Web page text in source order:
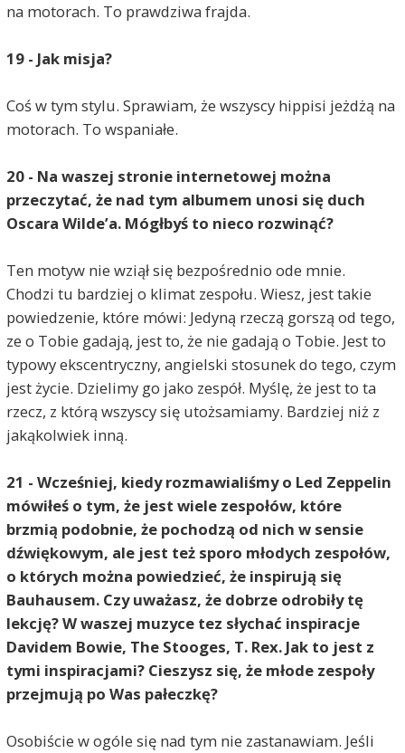
na motorach. To prawdziwa frajda.
19 - Jak misja?
Coś w tym stylu. Sprawiam, że wszyscy hippisi jeżdżą na
motorach. To wspaniałe.
20 - Na waszej stronie internetowej można
przeczytać, że nad tym albumem unosi się duch
Oscara Wilde’a. Mógłbyś to nieco rozwinąć?
Ten motyw nie wziął się bezpośrednio ode mnie.
Chodzi tu bardziej o klimat zespołu. Wiesz, jest takie
powiedzenie, które mówi: Jedyną rzeczą gorszą od tego,
ze o Tobie gadają, jest to, że nie gadają o Tobie. Jest to
typowy ekscentryczny, angielski stosunek do tego, czym
jest życie. Dzielimy go jako zespół. Myślę, że jest to ta
rzecz, z którą wszyscy się utożsamiamy. Bardziej niż z
jakąkolwiek inną.
21 - Wcześniej, kiedy rozmawialiśmy o Led Zeppelin
mówiłeś o tym, że jest wiele zespołów, które
brzmią podobnie, że pochodzą od nich w sensie
dźwiękowym, ale jest też sporo młodych zespołów,
o których można powiedzieć, że inspirują się
Bauhausem. Czy uważasz, że dobrze odrobiły tę
lekcję? W waszej muzyce tez słychać inspiracje
Davidem Bowie, The Stooges, T. Rex. Jak to jest z
tymi inspiracjami? Cieszysz się, że młode zespoły
przejmują po Was pałeczkę?
Osobiście w ogóle się nad tym nie zastanawiam. Jeśli